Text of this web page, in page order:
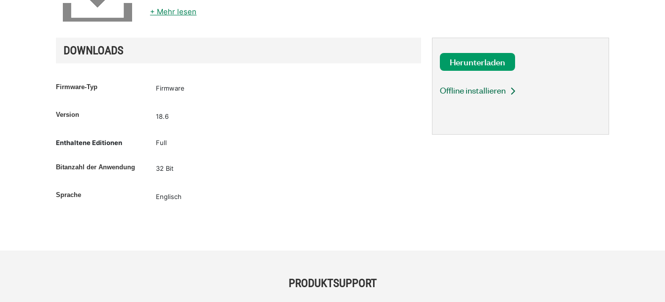
+ Mehr lesen
DOWNLOADS
Firmware-Typ Firmware
Version 18.6
Enthaltene Editionen Full
Bitanzahl der Anwendung 32 Bit
Sprache Englisch
Herunterladen
Offline installieren
PRODUKTSUPPORT